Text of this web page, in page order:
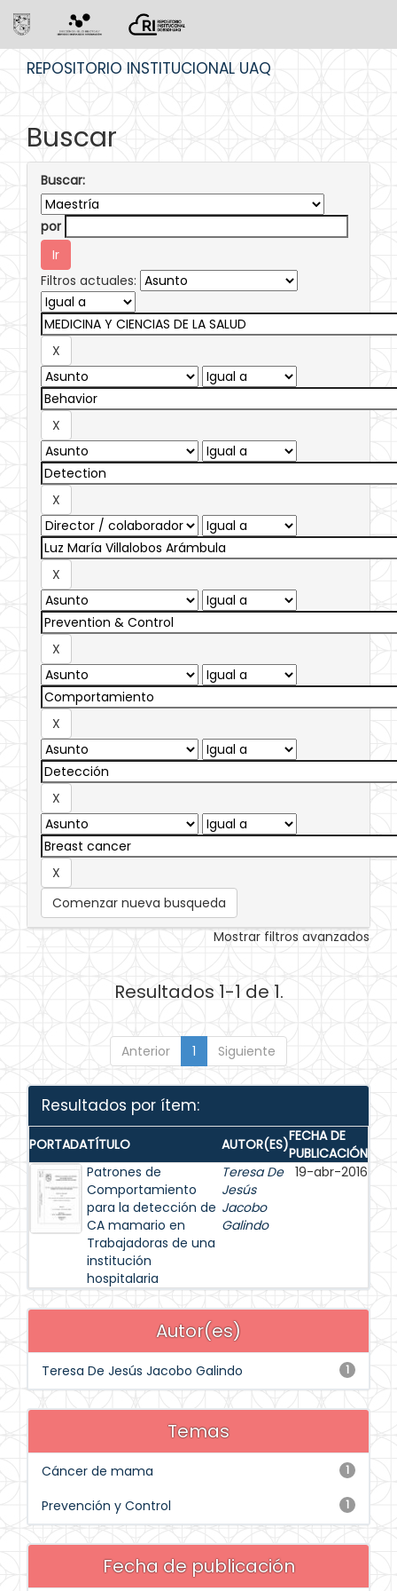
REPOSITORIO INSTITUCIONAL UAQ
Buscar
Buscar:
por
Filtros actuales:
Comenzar nueva busqueda
Mostrar filtros avanzados
Resultados 1-1 de 1.
Anterior 1 Siguiente
Resultados por ítem:
PORTADATÍTULO AUTOR(ES)FECHA DE
PUBLICACIÓN
Patrones de
Comportamiento
para la detección de
CA mamario en
Trabajadoras de una
institución
hospitalaria
Teresa De
Jesús
Jacobo
Galindo
19-abr-2016
Autor(es)
1
Teresa De Jesús Jacobo Galindo
Temas
1
Cáncer de mama
1
Prevención y Control
Fecha de publicación